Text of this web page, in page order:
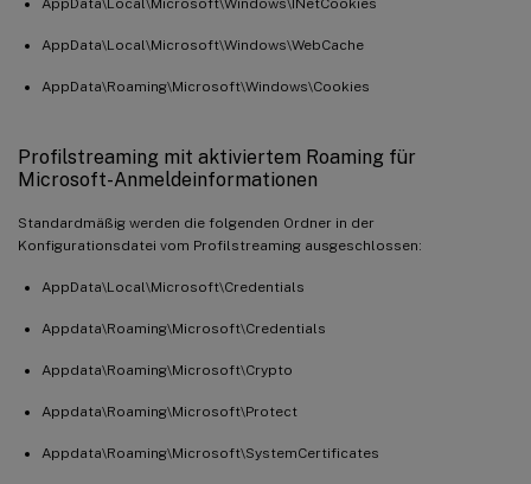
AppData\Local\Microsoft\Windows\WebCache
AppData\Roaming\Microsoft\Windows\Cookies
Profilstreaming mit aktiviertem Roaming für
Microsoft-Anmeldeinformationen
Standardmäßig werden die folgenden Ordner in der
Konfigurationsdatei vom Profilstreaming ausgeschlossen:
AppData\Local\Microsoft\Credentials
Appdata\Roaming\Microsoft\Credentials
Appdata\Roaming\Microsoft\Crypto
Appdata\Roaming\Microsoft\Protect
Appdata\Roaming\Microsoft\SystemCertificates